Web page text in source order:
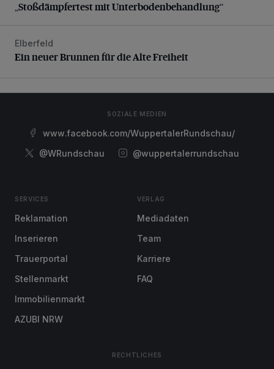
„Stoßdämpfertest mit Unterbodenbehandlung“
Ein neuer Brunnen für die Alte Freiheit
Elberfeld
Ein neuer Brunnen für die Alte Freiheit
SOZIALE MEDIEN
www.facebook.com/WuppertalerRundschau/
@WRundschau
@wuppertalerrundschau
SERVICES
Reklamation
Inserieren
Trauerportal
Stellenmarkt
Immobilienmarkt
AZUBI NRW
VERLAG
Mediadaten
Team
Karriere
FAQ
RECHTLICHES